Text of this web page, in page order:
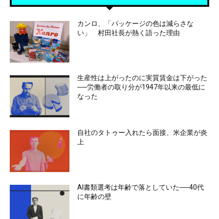
カンロ、「パッケージの色は減らさな
い」 村田社長が熱く語った理由
生産性は上がったのに実質賃金は下がった
──労働者の取り分が1947年以来の最低に
なった
自社のタトゥー入れたら面接、米企業が炎
上
AI書類選考は年齢で落としていた──40代
に年齢の壁